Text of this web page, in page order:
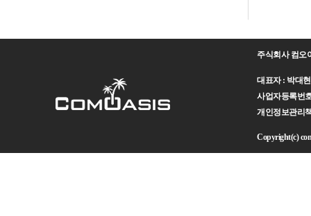
주식회사 컴오
대표자 : 박대
사업자등록번
개인정보관리
Copyright(c)